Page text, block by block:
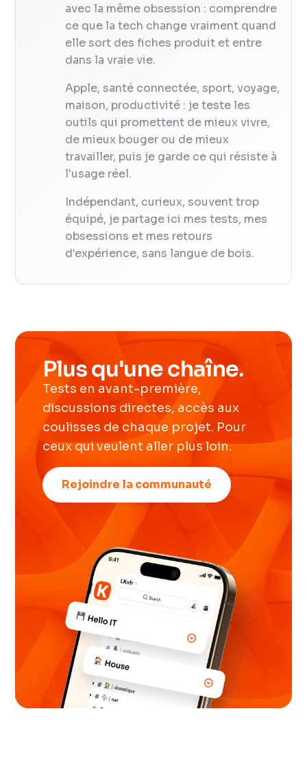
avec la même obsession : comprendre
ce que la tech change vraiment quand
elle sort des fiches produit et entre
dans la vraie vie.
Apple, santé connectée, sport, voyage,
maison, productivité : je teste les
outils qui promettent de mieux vivre,
de mieux bouger ou de mieux
travailler, puis je garde ce qui résiste à
l'usage réel.
Indépendant, curieux, souvent trop
équipé, je partage ici mes tests, mes
obsessions et mes retours
d'expérience, sans langue de bois.
Plus qu'une chaîne.
Tests en avant-première,
discussions directes, accès aux
coulisses de chaque projet. Pour
ceux qui veulent aller plus loin.
Rejoindre la communauté